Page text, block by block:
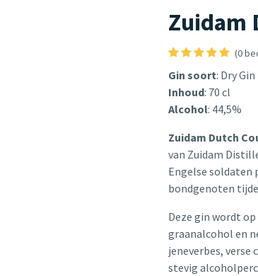
Zuidam
(0
Gin soort: Dry Gin
Inhoud: 70 cl
Alcohol: 44,5%
Zuidam Dutch
van Zuidam
Engelse soldaten
bondgenoten
Deze gin wordt
graanalcohol en
jeneverbes,
stevig